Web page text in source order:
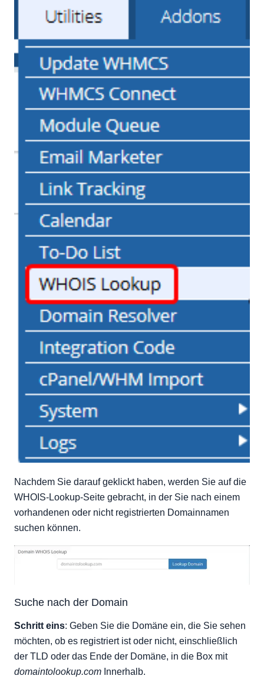
Nachdem Sie darauf geklickt haben, werden Sie auf die
WHOIS-Lookup-Seite gebracht, in der Sie nach einem
vorhandenen oder nicht registrierten Domainnamen
suchen können.
Suche nach der Domain
Schritt eins: Geben Sie die Domäne ein, die Sie sehen
möchten, ob es registriert ist oder nicht, einschließlich
der TLD oder das Ende der Domäne, in die Box mit
domaintolookup.com Innerhalb.